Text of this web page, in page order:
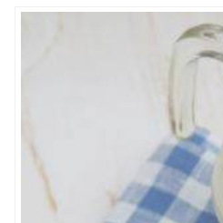
blenduj w (mocnym)
dodając każdorazowo po 2
przełóż do miski i wrzuć do
litry). Mieszaj do momentu
zagotowania, wyłącz palnik
– do opadnięcia piany.
przez ok. 5 min. Powstałe
na którym osiada okara –
powodzeniem możesz
wegańskich pasztetów i
bardziej rozcieńczyć, jeśli